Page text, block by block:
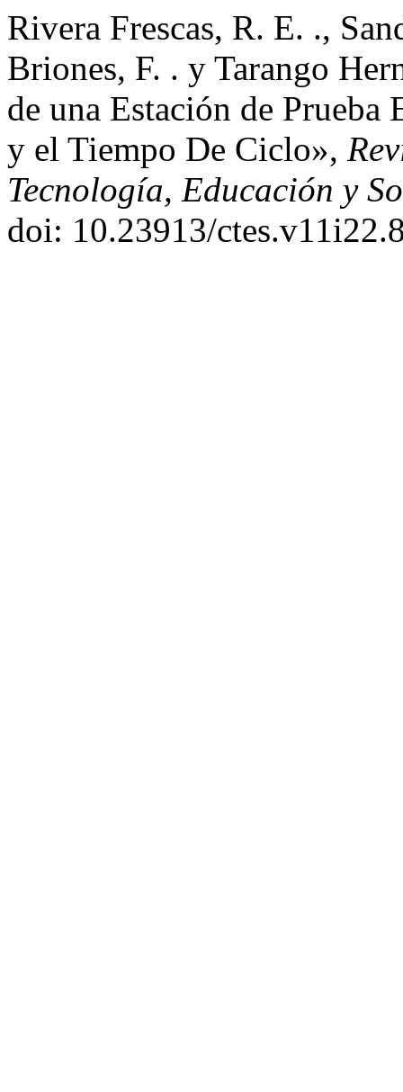
Rivera Frescas, R. E. .,
Briones, F. . y Tarango
de una Estación de Prueba
y el Tiempo De Ciclo»,
Tecnología, Educación y
doi: 10.23913/